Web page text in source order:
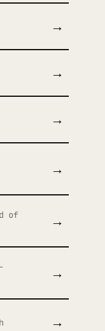
→
→
→
→
of
→
→
→